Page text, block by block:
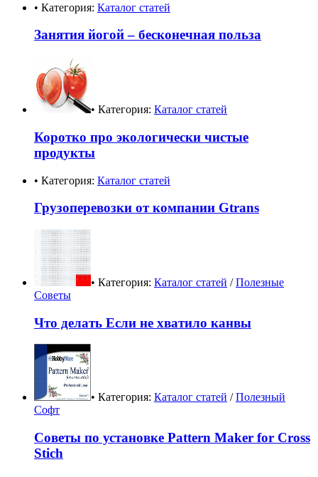
• Категория: Каталог статей
Занятия йогой – бесконечная польза
• Категория: Каталог статей
Коротко про экологически чистые
продукты
• Категория: Каталог статей
Грузоперевозки от компании Gtrans
• Категория: Каталог статей /Полезные
Советы
Что делать Если не хватило канвы
• Категория: Каталог статей /Полезный
Софт
Советы по установке Pattern Maker for Cross
Stich